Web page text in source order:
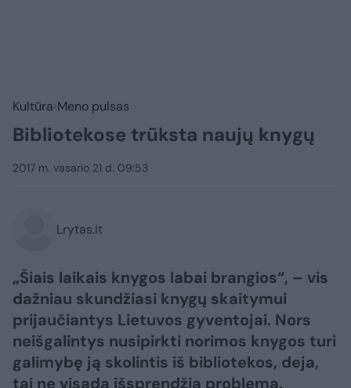
Kultūra Meno pulsas
Bibliotekose trūksta naujų knygų
2017 m. vasario 21 d. 09:53
Lrytas.lt
„Šiais laikais knygos labai brangios“, – vis
dažniau skundžiasi knygų skaitymui
prijaučiantys Lietuvos gyventojai. Nors
neišgalintys nusipirkti norimos knygos turi
galimybę ją skolintis iš bibliotekos, deja,
tai ne visada išsprendžia problemą.